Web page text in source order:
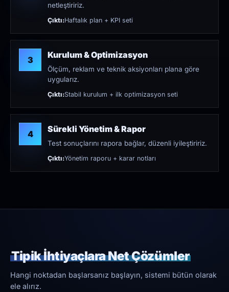
netleştiririz.
Çıktı:Haftalık plan + KPI seti
3 Kurulum & Optimizasyon
Ölçüm, reklam ve teknik aksiyonları plana göre
uygularız.
Çıktı:Stabil kurulum + ilk optimizasyon seti
4 Sürekli Yönetim & Rapor
Test sonuçlarını rapora bağlar, düzenli iyileştiririz.
Çıktı:Yönetim raporu + karar notları
Tipik İhtiyaçlara Net Çözümler
Hangi noktadan başlarsanız başlayın, sistemi bütün olarak
ele alırız.